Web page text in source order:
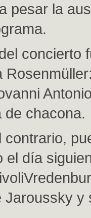
pesar la
concierto
de chacona.
el día
Jaroussky y